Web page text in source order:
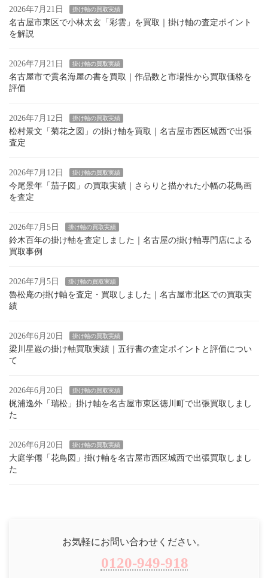
2026年7月21日 掛け軸の買取実績
名古屋市東区で小林太玄「彩雲」を買取｜掛け軸の査定ポイント
を解説
2026年7月21日 掛け軸の買取実績
名古屋市で貫名海屋の書を買取｜作品数と市場性から買取価格を
評価
2026年7月12日 掛け軸の買取実績
松村景文「菊花之図」の掛け軸を買取｜名古屋市西区城西で出張
査定
2026年7月12日 掛け軸の買取実績
今尾景年「茄子図」の買取実績｜さらりと描かれた小幅の花鳥画
を査定
2026年7月5日 掛け軸の買取実績
鈴木百年の掛け軸を査定しました｜名古屋の掛け軸専門店による
買取事例
2026年7月5日 掛け軸の買取実績
魯松庵の掛け軸を査定・買取しました｜名古屋市北区での買取実
績
2026年6月20日 掛け軸の買取実績
梁川星巌の掛け軸買取実績｜五行書の査定ポイントと評価につい
て
2026年6月20日 掛け軸の買取実績
梶浦逸外「瑞松」掛け軸を名古屋市東区徳川町で出張買取しまし
た
2026年6月20日 掛け軸の買取実績
大庭学僊「花鳥図」掛け軸を名古屋市西区城西で出張買取しまし
た
お気軽にお問い合わせください。
0120-949-918